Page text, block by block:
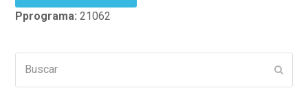
Pprograma: 21062